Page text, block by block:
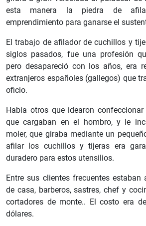
esta manera la piedra de
emprendimiento para ganarse el
El trabajo de afilador de cuchillos y
siglos pasados, fue una profesión
pero desapareció con los años, era
extranjeros españoles (gallegos) que
oficio.
Había otros que idearon
que cargaban en el hombro, y le
moler, que giraba mediante un
afilar los cuchillos y tijeras era
duradero para estos utensilios.
Entre sus clientes frecuentes
de casa, barberos, sastres, chef y
cortadores de monte.. El costo era
dólares.